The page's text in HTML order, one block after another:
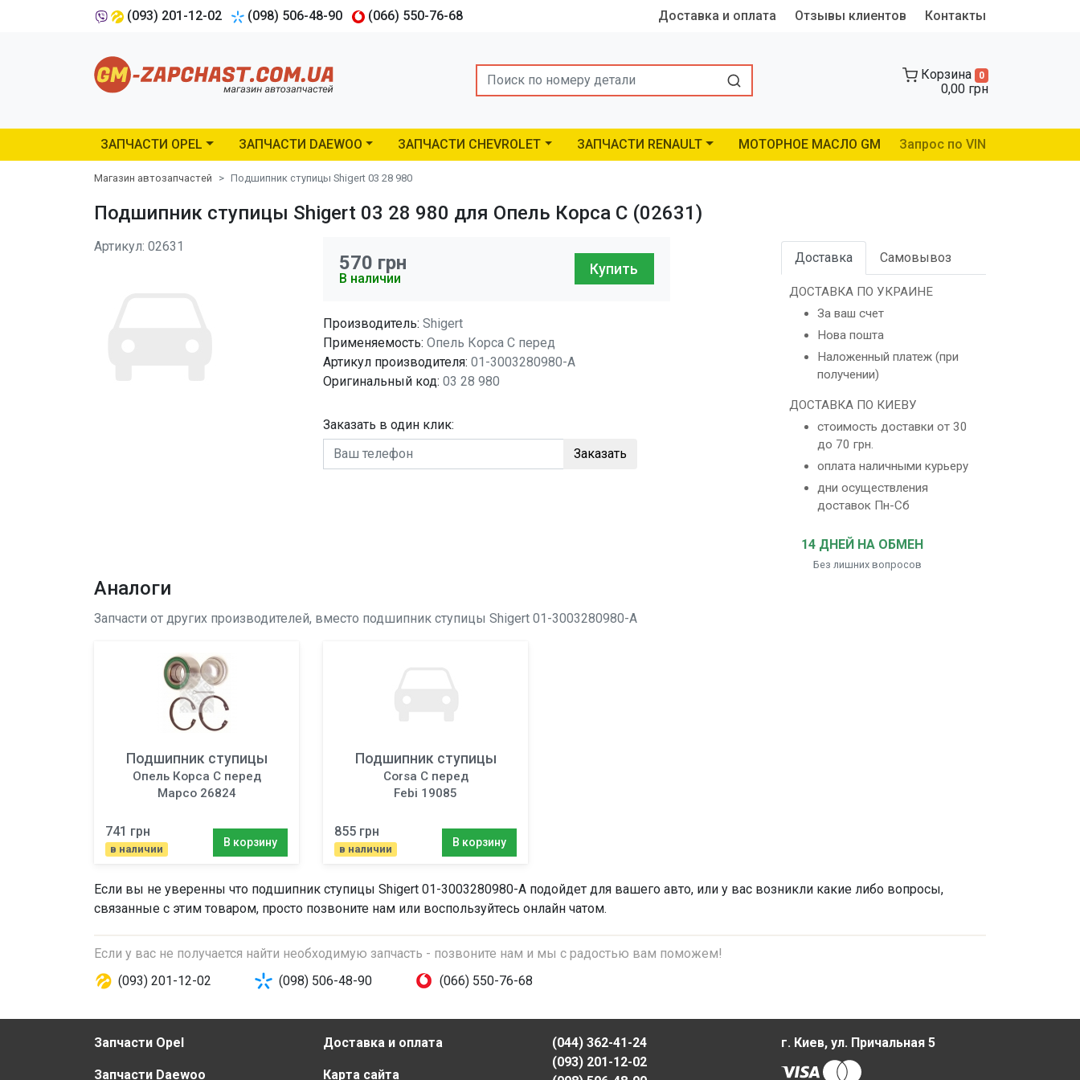
(093) 201-12-02 (098) 506-48-90 (066) 550-76-68 Доставка и оплата Отзывы клиентов Контакты
Search Корзина 0
0,00 грн
ЗАПЧАСТИ OPEL ЗАПЧАСТИ DAEWOO ЗАПЧАСТИ CHEVROLET ЗАПЧАСТИ RENAULT МОТОРНОЕ МАСЛО GM Запрос по VIN
Магазин автозапчастей Подшипник ступицы Shigert 03 28 980
Подшипник ступицы Shigert 03 28 980 для Опель Корса C (02631)
Артикул: 02631
570 грн
В наличии
Купить
Производитель: Shigert
Применяемость: Опель Корса C перед
Артикул производителя: 01-3003280980-A
Оригинальный код: 03 28 980
Заказать в один клик:
Заказать
Доставка Самовывоз
ДОСТАВКА ПО УКРАИНЕ
За ваш счет
Нова пошта
Наложенный платеж (при
получении)
ДОСТАВКА ПО КИЕВУ
стоимость доставки от 30
до 70 грн.
оплата наличными курьеру
дни осуществления
доставок Пн-Сб
14 ДНЕЙ НА ОБМЕН
Без лишних вопросов
Аналоги
Запчасти от других производителей, вместо подшипник ступицы Shigert 01-3003280980-A
Подшипник ступицы
Опель Корса C перед
Mapco 26824
741 грн
в наличии
В корзину
Подшипник ступицы
Corsa C перед
Febi 19085
855 грн
в наличии
В корзину
Если вы не уверенны что подшипник ступицы Shigert 01-3003280980-A подойдет для вашего авто, или у вас возникли какие либо вопросы,
связанные с этим товаром, просто позвоните нам или воспользуйтесь онлайн чатом.
Если у вас не получается найти необходимую запчасть - позвоните нам и мы с радостью вам поможем!
(093) 201-12-02
(098) 506-48-90 (066) 550-76-68
Запчасти Opel
Запчасти Daewoo
Доставка и оплата
Карта сайта
(044) 362-41-24
(093) 201-12-02
г. Киев, ул. Причальная 5